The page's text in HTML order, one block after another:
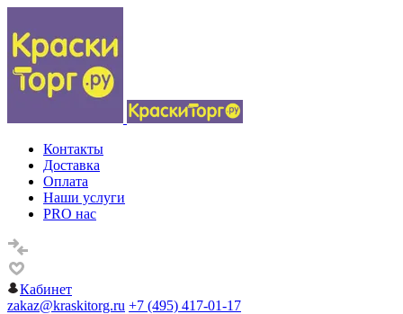
Контакты
Доставка
Оплата
Наши услуги
PRO нас
Кабинет
zakaz@kraskitorg.ru +7 (495) 417-01-17